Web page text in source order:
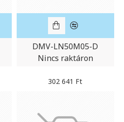
DMV-LN50M05-D
Nincs raktáron
302 641 Ft